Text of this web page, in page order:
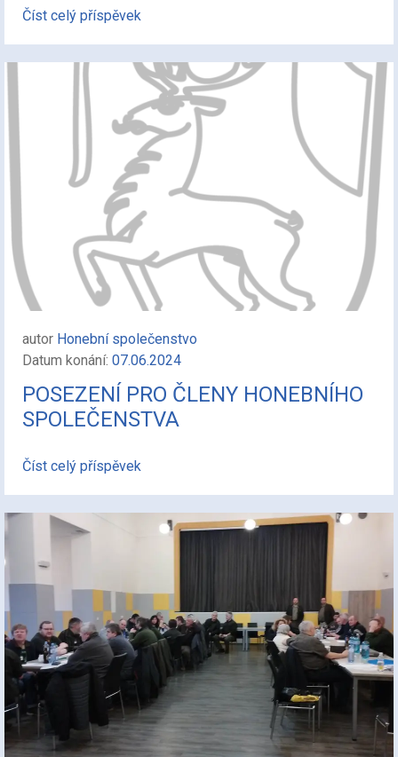
Číst celý příspěvek
autor Honební společenstvo
Datum konání: 07.06.2024
POSEZENÍ PRO ČLENY HONEBNÍHO
SPOLEČENSTVA
Číst celý příspěvek